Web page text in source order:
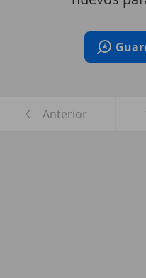
Anterior